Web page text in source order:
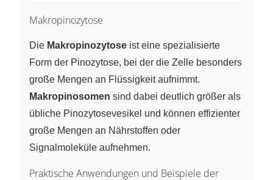
Makropinozytose
Die Makropinozytose ist eine spezialisierte
Form der Pinozytose, bei der die Zelle besonders
große Mengen an Flüssigkeit aufnimmt.
Makropinosomen sind dabei deutlich größer als
übliche Pinozytosevesikel und können effizienter
große Mengen an Nährstoffen oder
Signalmoleküle aufnehmen.
Praktische Anwendungen und Beispiele der